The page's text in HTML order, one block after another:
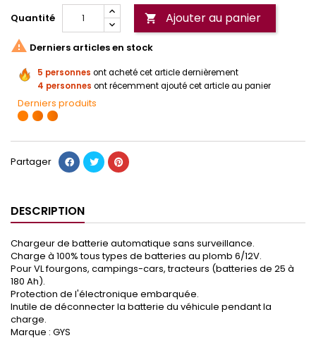
Quantité  Ajouter au panier
 Derniers articles en stock
5 personnes ont acheté cet article dernièrement
4 personnes ont récemment ajouté cet article au panier
Derniers produits
Partager
DESCRIPTION
Chargeur de batterie automatique sans surveillance.
Charge à 100% tous types de batteries au plomb 6/12V.
Pour VL fourgons, campings-cars, tracteurs (batteries de 25 à
180 Ah).
Protection de l'électronique embarquée.
Inutile de déconnecter la batterie du véhicule pendant la
charge.
Marque : GYS